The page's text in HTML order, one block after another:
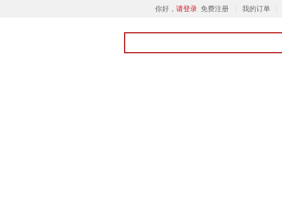
你好， 请登录 免费注册 我的订单